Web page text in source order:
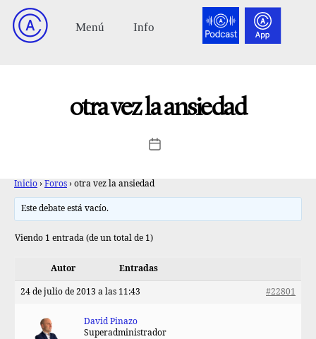
otra vez la ansiedad
Inicio › Foros › otra vez la ansiedad
Este debate está vacío.
Viendo 1 entrada (de un total de 1)
Autor Entradas
24 de julio de 2013 a las 11:43 #22801
David Pinazo
Superadministrador